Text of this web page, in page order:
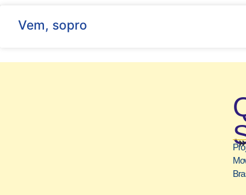
Vem, sopro